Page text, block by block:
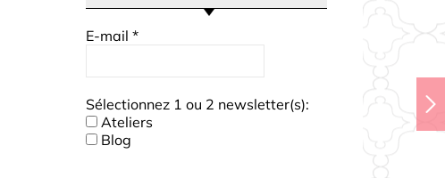
E-mail *
Sélectionnez 1 ou 2 newsletter(s):
Ateliers
Blog